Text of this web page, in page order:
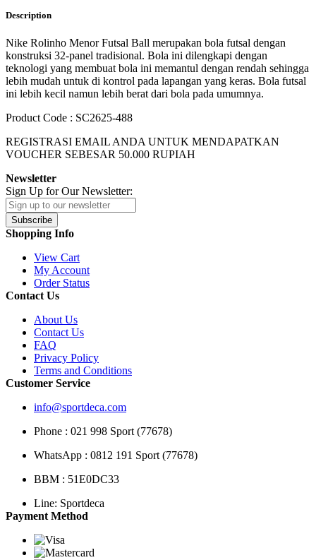
Description
Nike Rolinho Menor Futsal Ball merupakan bola futsal dengan
konstruksi 32-panel tradisional. Bola ini dilengkapi dengan
teknologi yang membuat bola ini memantul dengan rendah sehingga
lebih mudah untuk di kontrol pada lapangan yang keras. Bola futsal
ini lebih kecil namun lebih berat dari bola pada umumnya.
Product Code : SC2625-488
REGISTRASI EMAIL ANDA UNTUK MENDAPATKAN
VOUCHER SEBESAR 50.000 RUPIAH
Newsletter
Sign Up for Our Newsletter:
Subscribe
Shopping Info
View Cart
My Account
Order Status
Contact Us
About Us
Contact Us
FAQ
Privacy Policy
Terms and Conditions
Customer Service
info@sportdeca.com
Phone : 021 998 Sport (77678)
WhatsApp : 0812 191 Sport (77678)
BBM : 51E0DC33
Line: Sportdeca
Payment Method